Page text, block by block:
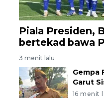
Piala Presiden,
bertekad bawa
3 menit lalu
Gempa
Garut
16 menit